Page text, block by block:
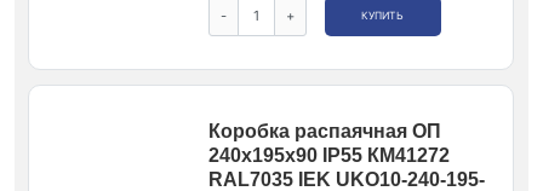
- + КУПИТЬ
Коробка распаячная ОП
240х195х90 IP55 КМ41272
RAL7035 IEK UKO10-240-195-